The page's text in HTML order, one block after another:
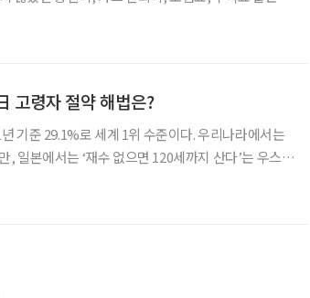
고령자 절약 해법은?
기준 29.1%로 세계 1위 수준이다. 우리나라에서는
, 일본에서는 ‘재수 없으면 120세까지 산다’는 우스갯